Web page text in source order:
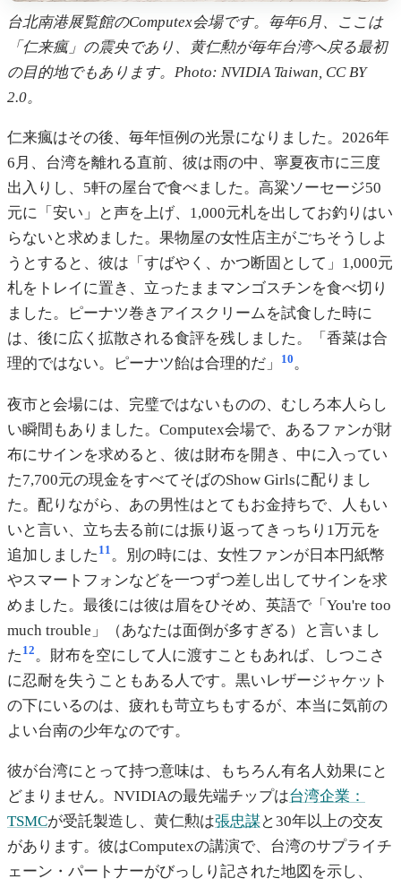
台北南港展覧館のComputex会場です。毎年6月、ここは
「仁来瘋」の震央であり、黄仁勲が毎年台湾へ戻る最初
の目的地でもあります。Photo: NVIDIA Taiwan, CC BY
2.0。
仁来瘋はその後、毎年恒例の光景になりました。2026年
6月、台湾を離れる直前、彼は雨の中、寧夏夜市に三度
出入りし、5軒の屋台で食べました。高粱ソーセージ50
元に「安い」と声を上げ、1,000元札を出してお釣りはい
らないと求めました。果物屋の女性店主がごちそうしよ
うとすると、彼は「すばやく、かつ断固として」1,000元
札をトレイに置き、立ったままマンゴスチンを食べ切り
ました。ピーナツ巻きアイスクリームを試食した時に
は、後に広く拡散される食評を残しました。「香菜は合
理的ではない。ピーナツ飴は合理的だ」
10。
夜市と会場には、完璧ではないものの、むしろ本人らし
い瞬間もありました。Computex会場で、あるファンが財
布にサインを求めると、彼は財布を開き、中に入ってい
た7,700元の現金をすべてそばのShow Girlsに配りまし
た。配りながら、あの男性はとてもお金持ちで、人もい
いと言い、立ち去る前には振り返ってきっちり1万元を
追加しました 11。別の時には、女性ファンが日本円紙幣
やスマートフォンなどを一つずつ差し出してサインを求
めました。最後には彼は眉をひそめ、英語で「You're too
much trouble」（あなたは面倒が多すぎる）と言いまし
た 12。財布を空にして人に渡すこともあれば、しつこさ
に忍耐を失うこともある人です。黒いレザージャケット
の下にいるのは、疲れも苛立ちもするが、本当に気前の
よい台南の少年なのです。
彼が台湾にとって持つ意味は、もちろん有名人効果にと
どまりません。NVIDIAの最先端チップは台湾企業：
TSMCが受託製造し、黄仁勲は張忠謀と30年以上の交友
があります。彼はComputexの講演で、台湾のサプライチ
ェーン・パートナーがびっしり記された地図を示し、